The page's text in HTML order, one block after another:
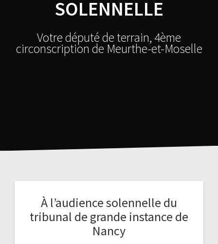
SOLENNELLE
Votre député de terrain, 4ème
circonscription de Meurthe-et-Moselle
À l’audience solennelle du
tribunal de grande instance de
Nancy